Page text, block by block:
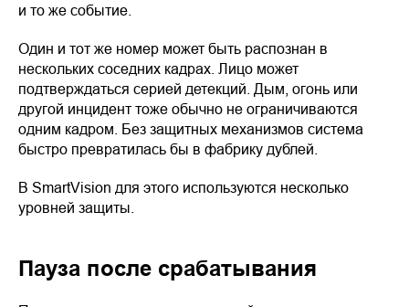
и то же событие.
Один и тот же номер может быть распознан в
нескольких соседних кадрах. Лицо может
подтверждаться серией детекций. Дым, огонь или
другой инцидент тоже обычно не ограничиваются
одним кадром. Без защитных механизмов система
быстро превратилась бы в фабрику дублей.
В SmartVision для этого используются несколько
уровней защиты.
Пауза после срабатывания